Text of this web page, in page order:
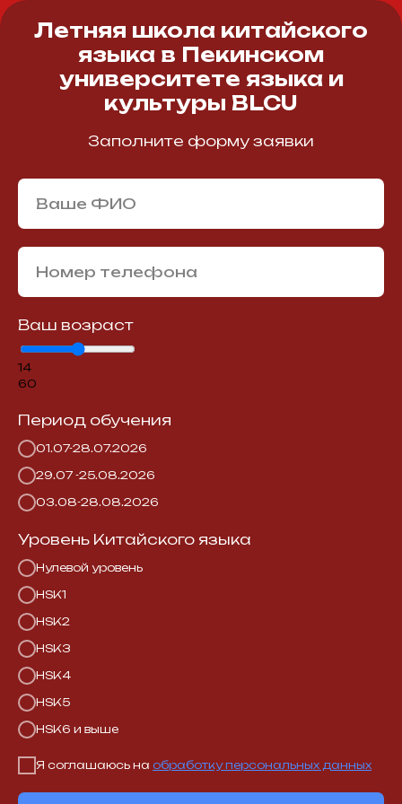
Летняя школа китайского
языка в Пекинском
университете языка и
культуры BLCU
Заполните форму заявки
Ваше ФИО
Номер телефона
Ваш возраст
14
60
Период обучения
01.07-28.07.2026
29.07 -25.08.2026
03.08-28.08.2026
Уровень Китайского языка
Нулевой уровень
HSK1
HSK2
HSK3
HSK4
HSK5
HSK6 и выше
Я соглашаюсь на обработку персональных данных